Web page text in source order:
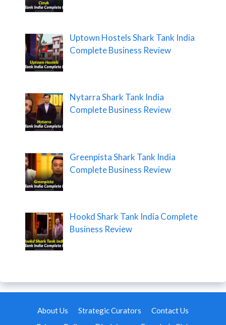
Uptown Hostels Shark Tank India
Complete Business Review
Nytarra Shark Tank India
Complete Business Review
Greenpista Shark Tank India
Complete Business Review
Hookd Shark Tank India Complete
Business Review
About Us Strategic Curators
Contact Us